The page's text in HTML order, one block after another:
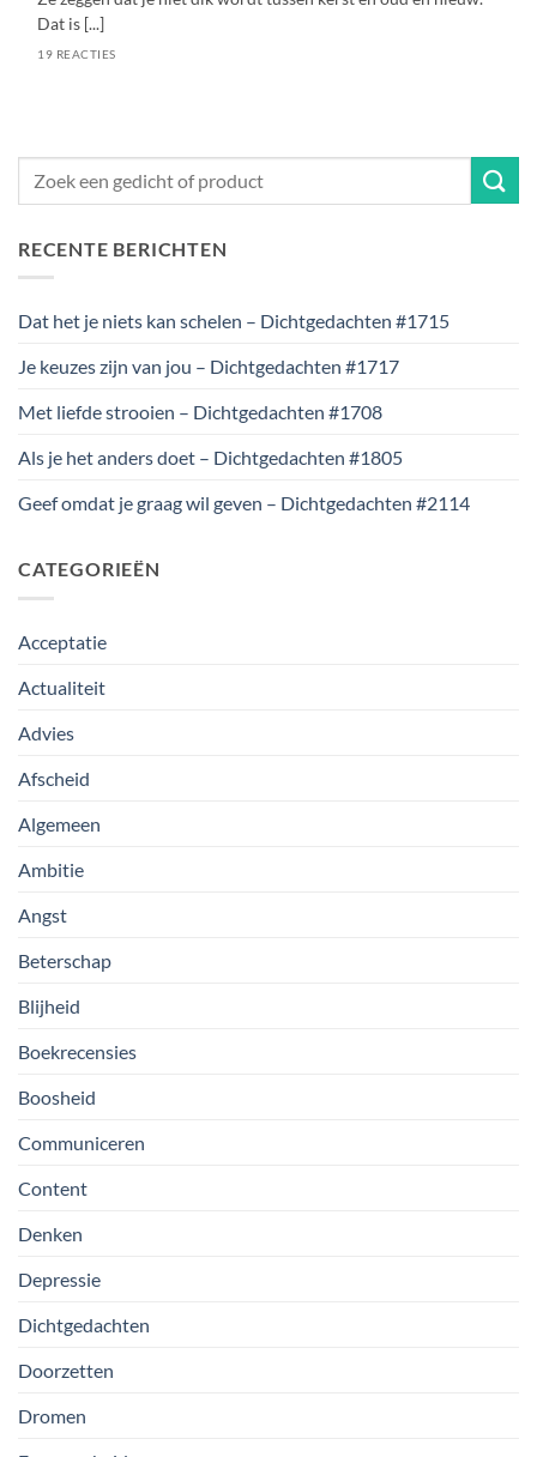
Dat is [...]
19 REACTIES
RECENTE BERICHTEN
Dat het je niets kan schelen – Dichtgedachten #1715
Je keuzes zijn van jou – Dichtgedachten #1717
Met liefde strooien – Dichtgedachten #1708
Als je het anders doet – Dichtgedachten #1805
Geef omdat je graag wil geven – Dichtgedachten #2114
CATEGORIEËN
Acceptatie
Actualiteit
Advies
Afscheid
Algemeen
Ambitie
Angst
Beterschap
Blijheid
Boekrecensies
Boosheid
Communiceren
Content
Denken
Depressie
Dichtgedachten
Doorzetten
Dromen